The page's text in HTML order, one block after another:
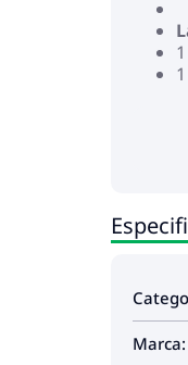
Marca: